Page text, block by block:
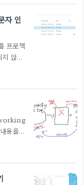
라고 검
된다
gitignore
면 프
다.. 여
리고
자 인
프로젝
않는
온다
폴더를
문자
한다.
의 대
에서
또는
용을
-
을